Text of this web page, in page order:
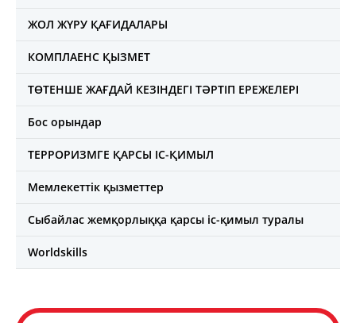
ЖОЛ ЖҮРУ ҚАҒИДАЛАРЫ
КОМПЛАЕНС ҚЫЗМЕТ
ТӨТЕНШЕ ЖАҒДАЙ КЕЗІНДЕГІ ТӘРТІП ЕРЕЖЕЛЕРІ
Бос орындар
ТЕРРОРИЗМГЕ ҚАРСЫ ІС-ҚИМЫЛ
Мемлекеттік қызметтер
Сыбайлас жемқорлыққа қарсы іс-қимыл туралы
Worldskills